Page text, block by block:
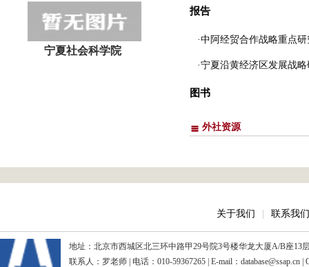
宁夏社会科学院
报告
·中阿经贸合作战略重点研
·宁夏沿黄经济区发展战
图书
外社资源
关于我们 联系我们
地址：北京市西城区北三环中路甲29号院3号楼华龙大厦A/B座13
联系人：罗老师 | 电话：010-59367265 | E-mail：database@ssap.cn